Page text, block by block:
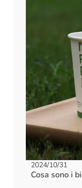
2024/10/31
Cosa sono i